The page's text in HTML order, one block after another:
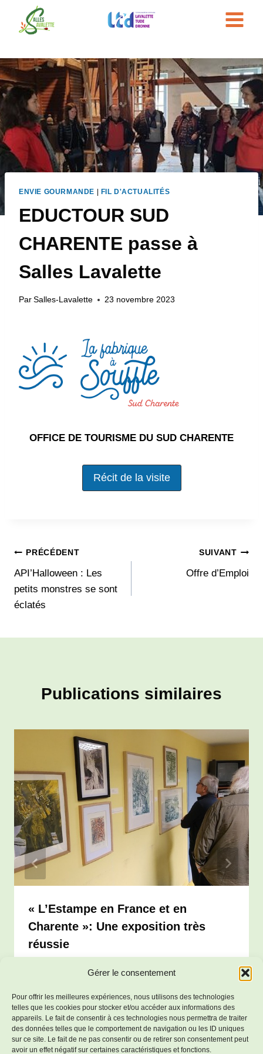
Gérer le consentement
Pour offrir les meilleures expériences, nous utilisons des technologies
telles que les cookies pour stocker et/ou accéder aux informations des
appareils. Le fait de consentir à ces technologies nous permettra de traiter
des données telles que le comportement de navigation ou les ID uniques
sur ce site. Le fait de ne pas consentir ou de retirer son consentement peut
avoir un effet négatif sur certaines caractéristiques et fonctions.
ENVIE GOURMANDE | FIL D'ACTUALITÉS
EDUCTOUR SUD
CHARENTE passe à
Salles Lavalette
Par Salles-Lavalette 23 novembre 2023
OFFICE DE TOURISME DU SUD CHARENTE
Récit de la visite
Navigation
de
l’article
PRÉCÉDENT
API’Halloween : Les
petits monstres se sont
éclatés
SUIVANT
Offre d’Emploi
Publications similaires
« L’Estampe en France et en
Charente »: Une exposition très
réussie